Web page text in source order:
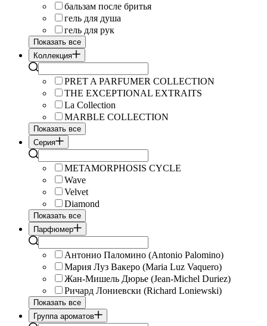
бальзам после бритья
гель для душа
гель для рук
Показать все
Коллекция
PRET A PARFUMER COLLECTION
THE EXCEPTIONAL EXTRAITS
La Collection
MARBLE COLLECTION
Показать все
Серия
METAMORPHOSIS CYCLE
Wave
Velvet
Diamond
Показать все
Парфюмер
Антонио Паломино (Antonio Palomino)
Мария Луз Вакеро (Maria Luz Vaquero)
Жан-Мишель Дюрье (Jean-Michel Duriez)
Ричард Лониевски (Richard Loniewski)
Показать все
Группа ароматов